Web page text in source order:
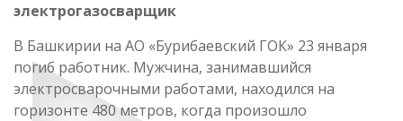
электрогазосварщик
В Башкирии на АО «Бурибаевский ГОК» 23 января
погиб работник. Мужчина, занимавшийся
электросварочными работами, находился на
горизонте 480 метров, когда произошло